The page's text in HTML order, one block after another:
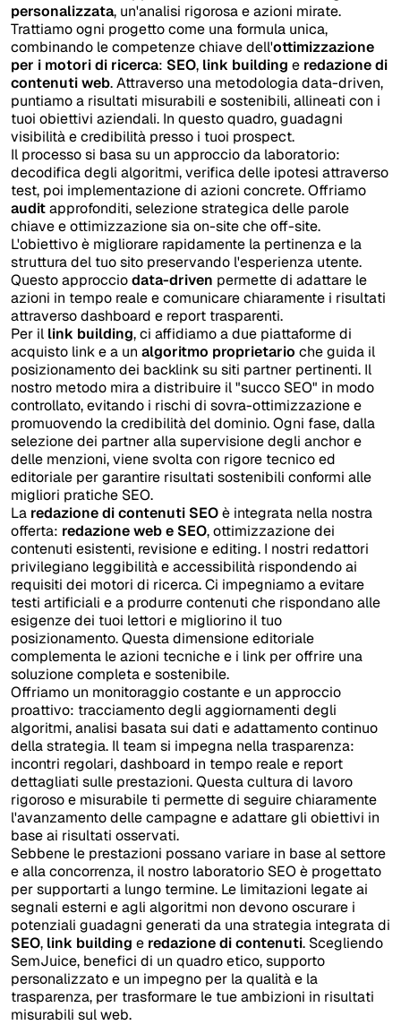
personalizzata, un'analisi rigorosa e azioni mirate.
Trattiamo ogni progetto come una formula unica,
combinando le competenze chiave dell'ottimizzazione
per i motori di ricerca: SEO, link building e redazione di
contenuti web. Attraverso una metodologia data-driven,
puntiamo a risultati misurabili e sostenibili, allineati con i
tuoi obiettivi aziendali. In questo quadro, guadagni
visibilità e credibilità presso i tuoi prospect.
Il processo si basa su un approccio da laboratorio:
decodifica degli algoritmi, verifica delle ipotesi attraverso
test, poi implementazione di azioni concrete. Offriamo
auditapprofonditi, selezione strategica delle parole
chiave e ottimizzazione sia on-site che off-site.
L'obiettivo è migliorare rapidamente la pertinenza e la
struttura del tuo sito preservando l'esperienza utente.
Questo approcciodata-driven permette di adattare le
azioni in tempo reale e comunicare chiaramente i risultati
attraverso dashboard e report trasparenti.
Per il link building, ci affidiamo a due piattaforme di
acquisto link e a un algoritmo proprietario che guida il
posizionamento dei backlink su siti partner pertinenti. Il
nostro metodo mira a distribuire il "succo SEO" in modo
controllato, evitando i rischi di sovra-ottimizzazione e
promuovendo la credibilità del dominio. Ogni fase, dalla
selezione dei partner alla supervisione degli anchor e
delle menzioni, viene svolta con rigore tecnico ed
editoriale per garantire risultati sostenibili conformi alle
migliori pratiche SEO.
La redazione di contenuti SEOè integrata nella nostra
offerta: redazione web e SEO, ottimizzazione dei
contenuti esistenti, revisione e editing. I nostri redattori
privilegiano leggibilità e accessibilità rispondendo ai
requisiti dei motori di ricerca. Ci impegniamo a evitare
testi artificiali e a produrre contenuti che rispondano alle
esigenze dei tuoi lettori e migliorino il tuo
posizionamento. Questa dimensione editoriale
complementa le azioni tecniche e i link per offrire una
soluzione completa e sostenibile.
Offriamo un monitoraggio costante e un approccio
proattivo: tracciamento degli aggiornamenti degli
algoritmi, analisi basata sui dati e adattamento continuo
della strategia. Il team si impegna nella trasparenza:
incontri regolari, dashboard in tempo reale e report
dettagliati sulle prestazioni. Questa cultura di lavoro
rigoroso e misurabile ti permette di seguire chiaramente
l'avanzamento delle campagne e adattare gli obiettivi in
base ai risultati osservati.
Sebbene le prestazioni possano variare in base al settore
e alla concorrenza, il nostro laboratorio SEO è progettato
per supportarti a lungo termine. Le limitazioni legate ai
segnali esterni e agli algoritmi non devono oscurare i
potenziali guadagni generati da una strategia integrata di
SEO, link building e redazione di contenuti. Scegliendo
SemJuice, benefici di un quadro etico, supporto
personalizzato e un impegno per la qualità e la
trasparenza, per trasformare le tue ambizioni in risultati
misurabili sul web.